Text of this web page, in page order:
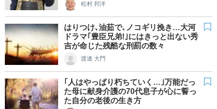
松村 邦洋
はりつけ､油茹で､ノコギリ挽き…大河
ドラマ｢豊臣兄弟!｣にはきっと出ない秀
吉が命じた残酷な刑罰の数々
渡邊 大門
｢人はやっぱり朽ちていく…｣万能だっ
た母に献身介護の70代息子が心に誓っ
た自分の老後の生き方